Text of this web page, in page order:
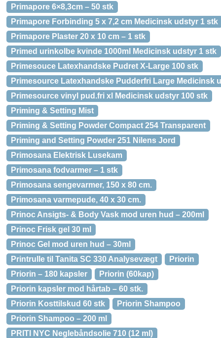
Primapore 6×8,3cm – 50 stk
Primapore Forbinding 5 x 7,2 cm Medicinsk udstyr 1 stk
Primapore Plaster 20 x 10 cm – 1 stk
Primed urinkolbe kvinde 1000ml Medicinsk udstyr 1 stk
Primesouce Latexhandske Pudret X-Large 100 stk
Primesource Latexhandske Pudderfri Large Medicinsk
Primesource vinyl pud.fri xl Medicinsk udstyr 100 stk
Priming & Setting Mist
Priming & Setting Powder Compact 254 Transparent
Priming and Setting Powder 251 Nilens Jord
Primosana Elektrisk Lusekam
Primosana fodvarmer – 1 stk
Primosana sengevarmer, 150 x 80 cm.
Primosana varmepude, 40 x 30 cm.
Prinoc Ansigts- & Body Vask mod uren hud – 200ml
Prinoc Frisk gel 30 ml
Prinoc Gel mod uren hud – 30ml
Printrulle til Tanita SC 330 Analysevægt
Priorin
Priorin – 180 kapsler
Priorin (60kap)
Priorin kapsler mod hårtab – 60 stk.
Priorin Kosttilskud 60 stk
Priorin Shampoo
Priorin Shampoo – 200 ml
PRITI NYC Neglebåndsolie 710 (12 ml)